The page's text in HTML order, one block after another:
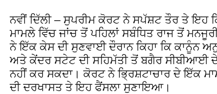
ਨਵੀਂ ਦਿੱਲੀ – ਸੁਪਰੀਮ ਕੋਰਟ ਨੇ ਸਪੱਸ਼ਟ ਤੌਰ ਤੇ ਇਹ
ਮਾਮਲੇ ਵਿੱਚ ਜਾਂਚ ਤੋਂ ਪਹਿਲਾਂ ਸਬੰਧਿਤ ਰਾਜ ਤੋਂ
ਨੇ ਇੱਕ ਕੇਸ ਦੀ ਸੁਣਵਾਈ ਦੌਰਾਨ ਕਿਹਾ ਕਿ ਕਾਨੂੰਨ
ਅਤੇ ਕੇਂਦਰ ਸਟੇਟ ਦੀ ਸਹਿਮੱਤੀ ਤੋਂ ਬਗੈਰ ਸੀਬੀਆਈ ਦੇ
ਨਹੀਂ ਕਰ ਸਕਦਾ। ਕੋਰਟ ਨੇ ਭ੍ਰਿਸ਼ਟਾਚਾਰ ਦੇ ਇੱਕ
ਦੀ ਦਰਖਾਸਤ ਤੇ ਇਹ ਫੈਂਸਲਾ ਸੁਣਾਇਆ।